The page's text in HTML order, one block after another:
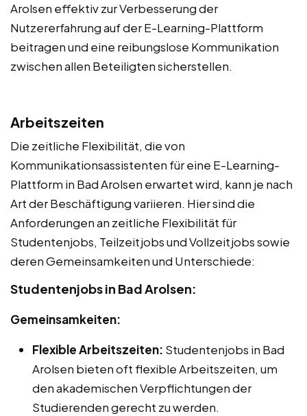
Arolsen effektiv zur Verbesserung der
Nutzererfahrung auf der E-Learning-Plattform
beitragen und eine reibungslose Kommunikation
zwischen allen Beteiligten sicherstellen.
Arbeitszeiten
Die zeitliche Flexibilität, die von
Kommunikationsassistenten für eine E-Learning-
Plattform in Bad Arolsen erwartet wird, kann je nach
Art der Beschäftigung variieren. Hier sind die
Anforderungen an zeitliche Flexibilität für
Studentenjobs, Teilzeitjobs und Vollzeitjobs sowie
deren Gemeinsamkeiten und Unterschiede:
Studentenjobs in Bad Arolsen:
Gemeinsamkeiten:
Flexible Arbeitszeiten: Studentenjobs in Bad
Arolsen bieten oft flexible Arbeitszeiten, um
den akademischen Verpflichtungen der
Studierenden gerecht zu werden.